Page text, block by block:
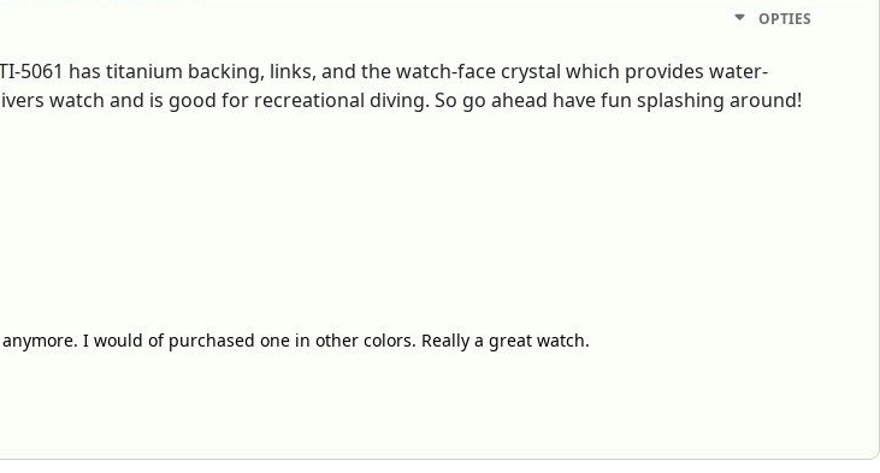
OPTIES
5061 has titanium backing, links, and the watch-face crystal which provides water-
watch and is good for recreational diving. So go ahead have fun splashing around!
I would of purchased one in other colors. Really a great watch.